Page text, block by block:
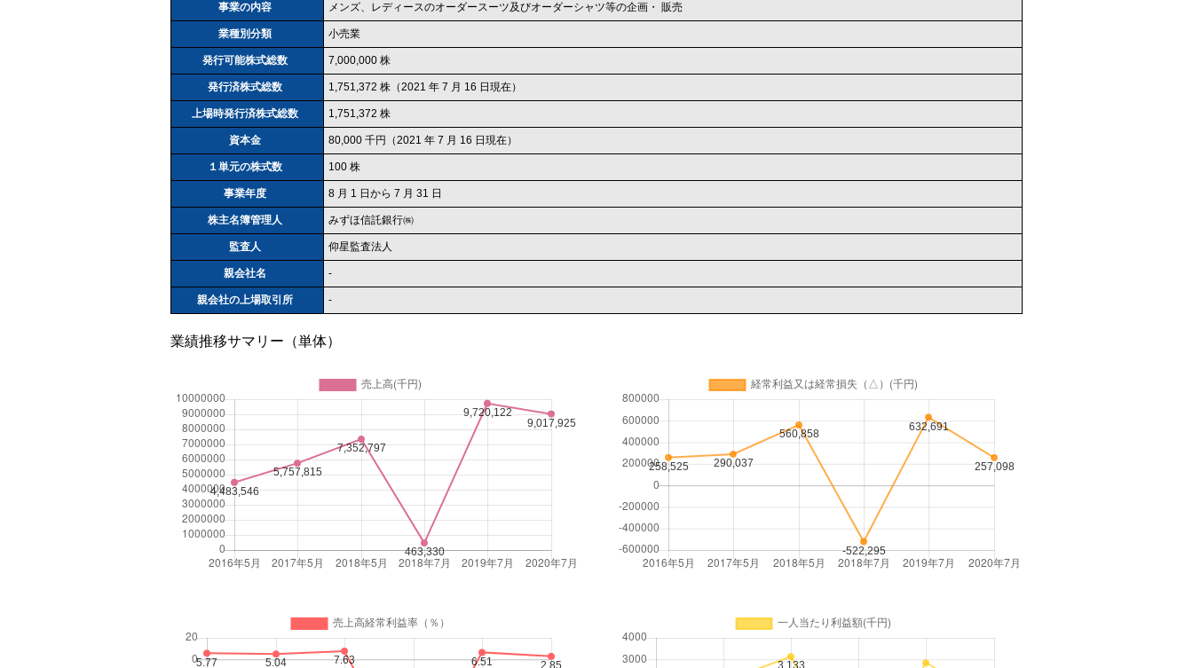
事業の内容 メンズ、レディースのオーダースーツ及びオーダーシャツ等の企画・ 販売
業種別分類 小売業
発行可能株式総数 7,000,000 株
発行済株式総数 1,751,372 株（2021 年 7 月 16 日現在）
上場時発行済株式総数 1,751,372 株
資本金 80,000 千円（2021 年 7 月 16 日現在）
１単元の株式数 100 株
事業年度 8 月 1 日から 7 月 31 日
株主名簿管理人 みずほ信託銀行㈱
監査人 仰星監査法人
親会社名 -
親会社の上場取引所 -
業績推移サマリー（単体）